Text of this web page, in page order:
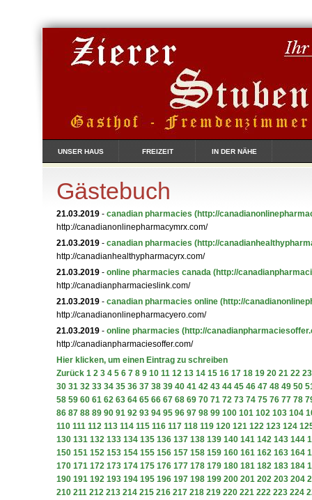
UNSER HAUS FREIZEIT IN DER NÄHE
Gästebuch
21.03.2019 - canadian pharmacies (http://
http://canadianonlinepharmacymrx.com/
21.03.2019 - canadian pharmacies (http://
http://canadianhealthypharmacyrx.com/
21.03.2019 - online pharmacies canada (http://
http://canadianpharmacieslink.com/
21.03.2019 - canadian pharmacies online (http://
http://canadianonlinepharmacyero.com/
21.03.2019 - online pharmacies (http://
http://canadianpharmaciesoffer.com/
Hier klicken, um einen Eintrag zu schreiben
Zurück 1 2 3 4 5 6 7 8 9 10 11 12 13 14 15 16 17 18 19 20 21 22 23
30 31 32 33 34 35 36 37 38 39 40 41 42 43 44 45 46 47 48 49 50
58 59 60 61 62 63 64 65 66 67 68 69 70 71 72 73 74 75 76 77 78
86 87 88 89 90 91 92 93 94 95 96 97 98 99 100 101 102 103 104
110 111 112 113 114 115 116 117 118 119 120 121 122 123 124
130 131 132 133 134 135 136 137 138 139 140 141 142 143 144
150 151 152 153 154 155 156 157 158 159 160 161 162 163 164
170 171 172 173 174 175 176 177 178 179 180 181 182 183 184
190 191 192 193 194 195 196 197 198 199 200 201 202 203 204
210 211 212 213 214 215 216 217 218 219 220 221 222 223 224